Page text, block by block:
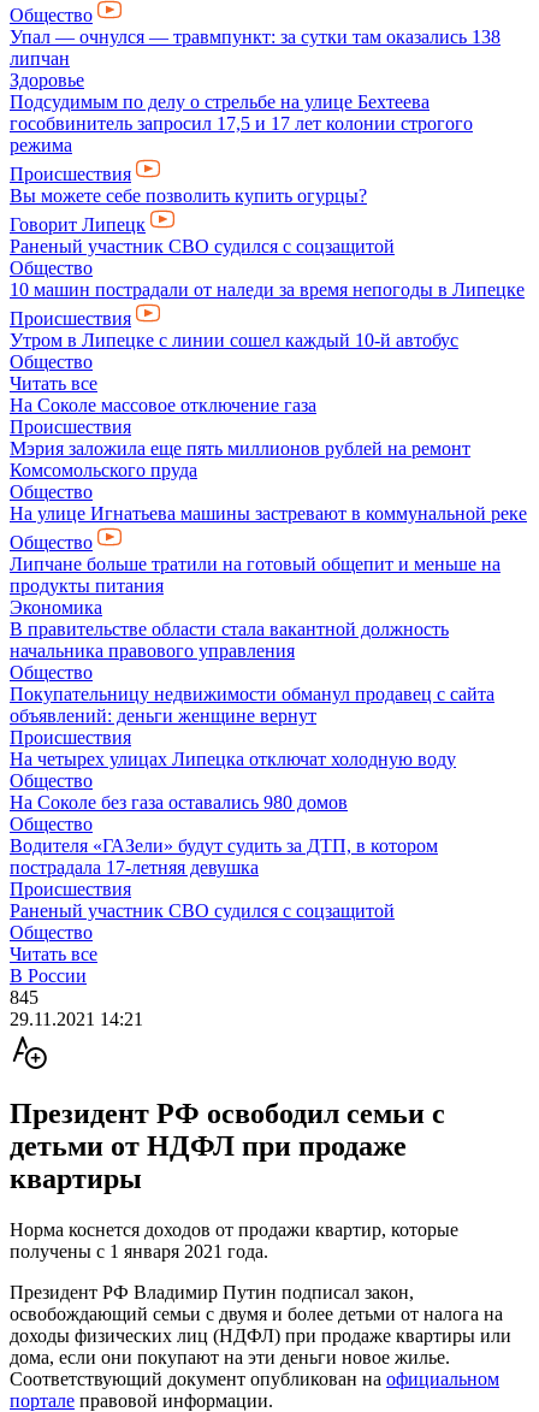
Общество
Упал — очнулся — травмпункт: за сутки там оказались 138
липчан
Здоровье
Подсудимым по делу о стрельбе на улице Бехтеева
гособвинитель запросил 17,5 и 17 лет колонии строгого
режима
Происшествия
Вы можете себе позволить купить огурцы?
Говорит Липецк
Раненый участник СВО судился с соцзащитой
Общество
10 машин пострадали от наледи за время непогоды в Липецке
Происшествия
Утром в Липецке с линии сошел каждый 10-й автобус
Общество
Читать все
На Соколе массовое отключение газа
Происшествия
Мэрия заложила еще пять миллионов рублей на ремонт
Комсомольского пруда
Общество
На улице Игнатьева машины застревают в коммунальной реке
Общество
Липчане больше тратили на готовый общепит и меньше на
продукты питания
Экономика
В правительстве области стала вакантной должность
начальника правового управления
Общество
Покупательницу недвижимости обманул продавец с сайта
объявлений: деньги женщине вернут
Происшествия
На четырех улицах Липецка отключат холодную воду
Общество
На Соколе без газа оставались 980 домов
Общество
Водителя «ГАЗели» будут судить за ДТП, в котором
пострадала 17-летняя девушка
Происшествия
Раненый участник СВО судился с соцзащитой
Общество
Читать все
В России
845
29.11.2021 14:21
Президент РФ освободил семьи с
детьми от НДФЛ при продаже
квартиры
Норма коснется доходов от продажи квартир, которые
получены с 1 января 2021 года.
Президент РФ Владимир Путин подписал закон,
освобождающий семьи с двумя и более детьми от налога на
доходы физических лиц (НДФЛ) при продаже квартиры или
дома, если они покупают на эти деньги новое жилье.
Соответствующий документ опубликован на официальном
портале правовой информации.